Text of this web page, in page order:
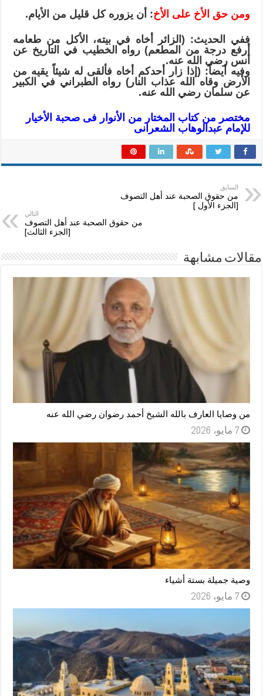
ومن حق الأخ على الأخ: أن يزوره كل قليل من الأيام.
ففي الحديث: (الزائر أخاه في بيته، الأكل من طعامه
أرفع درجة من المطعم) رواه الخطيب في التاريخ عن
أنس رضي الله عنه.
وفيه أيضاً: (إذا زار أحدكم أخاه فألقى له شيئاً يقيه من
الأرض وقاه الله عذاب النار) رواه الطبراني في الكبير
عن سلمان رضي الله عنه.
مختصر من كتاب المختار من الأنوار فى صحبة الأخيار
للإمام عبدالوهاب الشعرانى
السابق
من حقوق الصحبة عند أهل التصوف
[الجزء الأول ]
التالي
من حقوق الصحبة عند أهل التصوف
[الجزء الثالث]
مقالات مشابهة
من وصايا العارف بالله الشيخ أحمد رضوان رضي الله عنه
7 مايو، 2026
وصية جميلة بستة أشياء
7 مايو، 2026